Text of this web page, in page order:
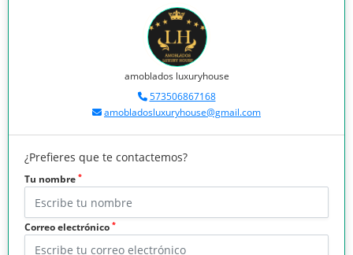
amoblados luxuryhouse
573506867168
amobladosluxuryhouse@gmail.com
¿Prefieres que te contactemos?
Tu nombre *
Correo electrónico *